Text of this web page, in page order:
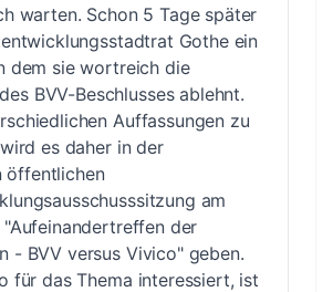
warten. Schon 5 Tage später
Gothe ein
dem sie wortreich die
BVV-Beschlusses ablehnt.
Auffassungen zu
es daher in der
öffentlichen
am
"Aufeinandertreffen der
- BVV versus Vivico" geben.
für das Thema interessiert, ist